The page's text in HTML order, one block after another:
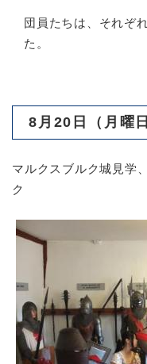
団員たちは、それぞ
た。
8月20日（月曜日
マルクスブルク城見学
ク